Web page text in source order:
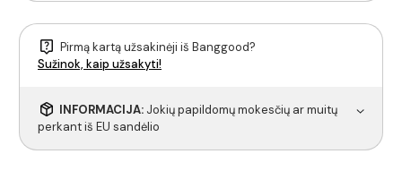
Pirmą kartą užsakinėji iš Banggood?
Sužinok, kaip užsakyti!
INFORMACIJA: Jokių papildomų mokesčių ar muitų
perkant iš EU sandėlio